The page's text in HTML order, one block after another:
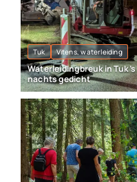
Tuk Vitens, waterleiding
Waterleidingbreuk in Tuk ’s
nachts gedicht